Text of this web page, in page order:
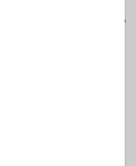
degli Al Shabaab, basi militari,
somale, diritti – anche qui - di ricerca
sicurezza marittima, ecco che sul
degli ostici nazionalisti yemeniti
presenza turca.
territoriali grazie alle quali l’Etiopia
fa ancora una volta la figura,
del mondo tormentate da